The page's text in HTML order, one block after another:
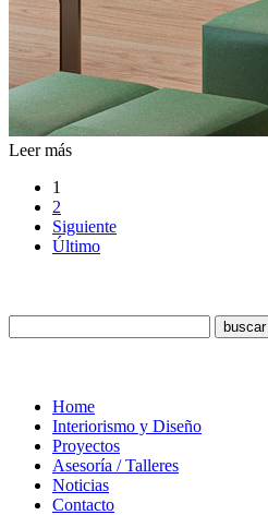
Leer más
1
2
Siguiente
Último
Home
Interiorismo y Diseño
Proyectos
Asesoría / Talleres
Noticias
Contacto